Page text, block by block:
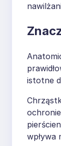
istotne
wpływa